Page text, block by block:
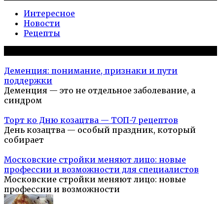
Интересное
Новости
Рецепты
Деменция: понимание, признаки и пути
поддержки
Деменция — это не отдельное заболевание, а
синдром
Торт ко Дню козацтва — ТОП-7 рецептов
День козацтва — особый праздник, который
собирает
Московские стройки меняют лицо: новые
профессии и возможности для специалистов
Московские стройки меняют лицо: новые
профессии и возможности